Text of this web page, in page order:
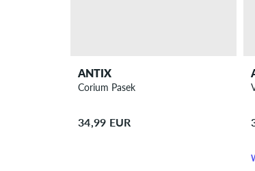
ANTIX
Corium Pasek
34,99 EUR